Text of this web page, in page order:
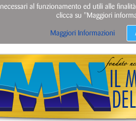
al funzionamento ed utili alle
clicca su "Maggiori
Maggiori Informazioni